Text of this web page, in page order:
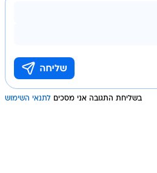
בשליחת התגובה אני מסכים לתנאי השימוש